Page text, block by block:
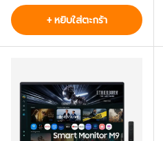
+ หยิบใส่ตะกร้า